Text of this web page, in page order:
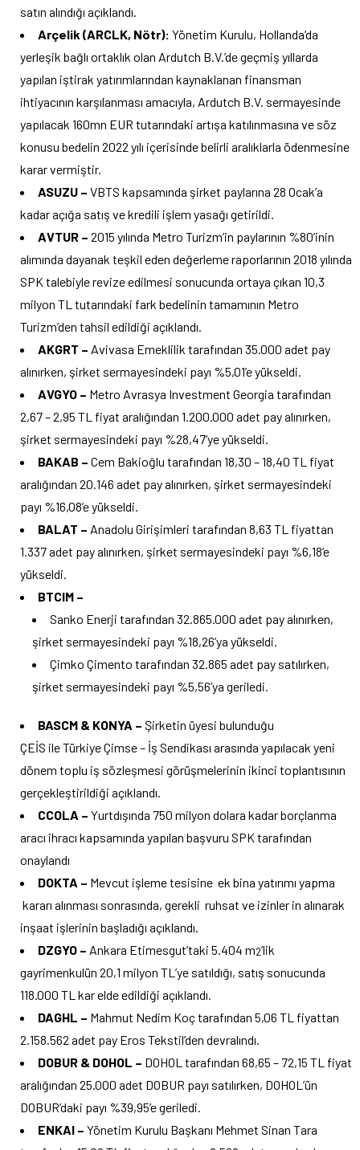
satın alındığı açıklandı.
Arçelik (ARCLK, Nötr): Yönetim Kurulu, Hollanda’da
yerleşik bağlı ortaklık olan Ardutch B.V.’de geçmiş yıllarda
yapılan iştirak yatırımlarından kaynaklanan finansman
ihtiyacının karşılanması amacıyla, Ardutch B.V. sermayesinde
yapılacak 160mn EUR tutarındaki artışa katılınmasına ve söz
konusu bedelin 2022 yılı içerisinde belirli aralıklarla ödenmesine
karar vermiştir.
ASUZU – VBTS kapsamında şirket paylarına 28 Ocak’a
kadar açığa satış ve kredili işlem yasağı getirildi.
AVTUR – 2015 yılında Metro Turizm’in paylarının %80’inin
alımında dayanak teşkil eden değerleme raporlarının 2018 yılında
SPK talebiyle revize edilmesi sonucunda ortaya çıkan 10,3
milyon TL tutarındaki fark bedelinin tamamının Metro
Turizm’den tahsil edildiği açıklandı.
AKGRT – Avivasa Emeklilik tarafından 35.000 adet pay
alınırken, şirket sermayesindeki payı %5,01’e yükseldi.
AVGYO – Metro Avrasya Investment Georgia tarafından
2,67 – 2,95 TL fiyat aralığından 1.200.000 adet pay alınırken,
şirket sermayesindeki payı %28,47’ye yükseldi.
BAKAB – Cem Bakioğlu tarafından 18,30 – 18,40 TL fiyat
aralığından 20.146 adet pay alınırken, şirket sermayesindeki
payı %16,08’e yükseldi.
BALAT – Anadolu Girişimleri tarafından 8,63 TL fiyattan
1.337 adet pay alınırken, şirket sermayesindeki payı %6,18’e
yükseldi.
BTCIM –
Sanko Enerji tarafından 32.865.000 adet pay alınırken,
şirket sermayesindeki payı %18,26’ya yükseldi.
Çimko Çimento tarafından 32.865 adet pay satılırken,
şirket sermayesindeki payı %5,56’ya geriledi.
BASCM & KONYA – Şirketin üyesi bulunduğu
ÇEİS ile Türkiye Çimse – İş Sendikası arasında yapılacak yeni
dönem toplu iş sözleşmesi görüşmelerinin ikinci toplantısının
gerçekleştirildiği açıklandı.
CCOLA – Yurtdışında 750 milyon dolara kadar borçlanma
aracı ihracı kapsamında yapılan başvuru SPK tarafından
onaylandı
DOKTA – Mevcut işleme tesisine ek bina yatırımı yapma
kararı alınması sonrasında, gerekli ruhsat ve izinler in alınarak
inşaat işlerinin başladığı açıklandı.
DZGYO – Ankara Etimesgut’taki 5.404 m2’lik
gayrimenkulün 20,1 milyon TL’ye satıldığı, satış sonucunda
118.000 TL kar elde edildiği açıklandı.
DAGHL – Mahmut Nedim Koç tarafından 5,06 TL fiyattan
2.158.562 adet pay Eros Tekstil’den devralındı.
DOBUR & DOHOL – DOHOL tarafından 68,65 – 72,15 TL fiyat
aralığından 25.000 adet DOBUR payı satılırken, DOHOL’ün
DOBUR’daki payı %39,95’e geriledi.
ENKAI – Yönetim Kurulu Başkanı Mehmet Sinan Tara